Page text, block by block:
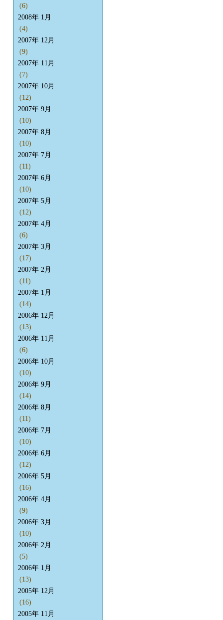
(6)
2008年 1月
(4)
2007年 12月
(9)
2007年 11月
(7)
2007年 10月
(12)
2007年 9月
(10)
2007年 8月
(10)
2007年 7月
(11)
2007年 6月
(10)
2007年 5月
(12)
2007年 4月
(6)
2007年 3月
(17)
2007年 2月
(11)
2007年 1月
(14)
2006年 12月
(13)
2006年 11月
(6)
2006年 10月
(10)
2006年 9月
(14)
2006年 8月
(11)
2006年 7月
(10)
2006年 6月
(12)
2006年 5月
(16)
2006年 4月
(9)
2006年 3月
(10)
2006年 2月
(5)
2006年 1月
(13)
2005年 12月
(16)
2005年 11月